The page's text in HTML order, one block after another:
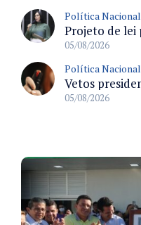
Política Nacional
05/08/2026
Política Nacional
05/08/2026